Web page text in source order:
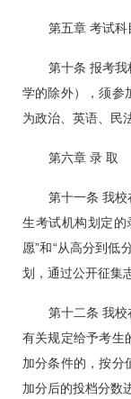
第五章 考试科
第十条 报考我
学的除外），须参
为政治、英语、民
第六章 录 取
第十一条 我校
生考试机构划定的
愿”和“从高分到低
划，通过公开征集
第十二条 我
有关规定给予考生
加分条件的，按分
加分后的投档分数